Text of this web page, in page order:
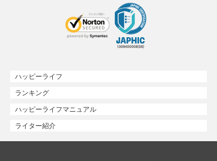
ハッピーライフ
ランキング
ハッピーライフマニュアル
ライター紹介